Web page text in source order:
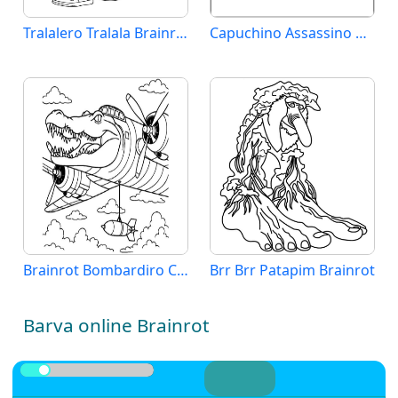
Tralalero Tralala Brainrot Capuchino Assassino Brainrot
Brainrot Bombardiro Crocodillo Brr Brr Patapim Brainrot
Barva online Brainrot